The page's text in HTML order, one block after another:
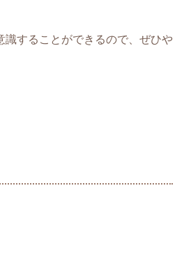
識することができるので、ぜひや